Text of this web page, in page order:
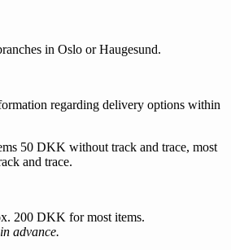
in Oslo or Haugesund.
regarding delivery options within
50 DKK without track and trace, most
and trace.
200 DKK for most items.
advance.